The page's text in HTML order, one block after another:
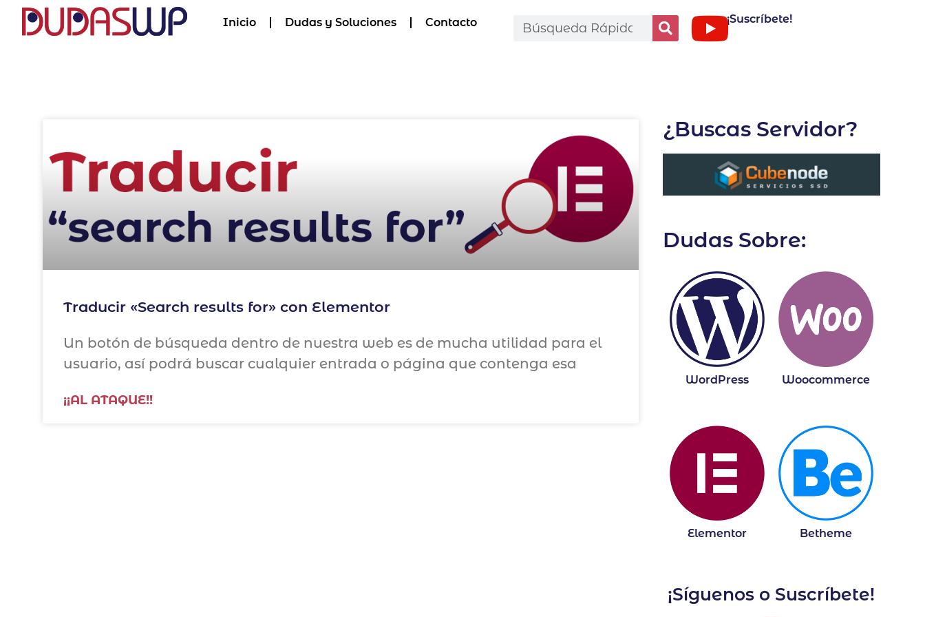
Inicio Dudas y Soluciones Contacto ¡Suscríbete!
Traducir «Search results for» con Elementor
Un botón de búsqueda dentro de nuestra web es de mucha utilidad para el
usuario, así podrá buscar cualquier entrada o página que contenga esa
¡¡AL ATAQUE!!
¿Buscas Servidor?
Dudas Sobre:
WordPress Woocommerce
Elementor Betheme
¡Síguenos o Suscríbete!